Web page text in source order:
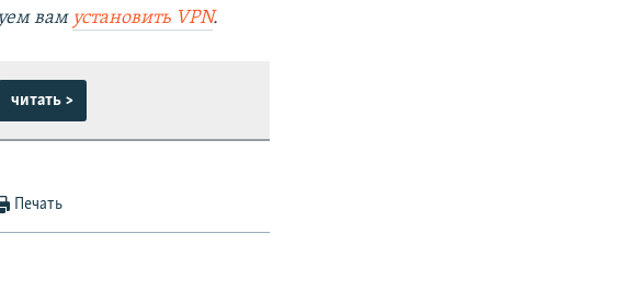
вам установить VPN.
читать >
Печать